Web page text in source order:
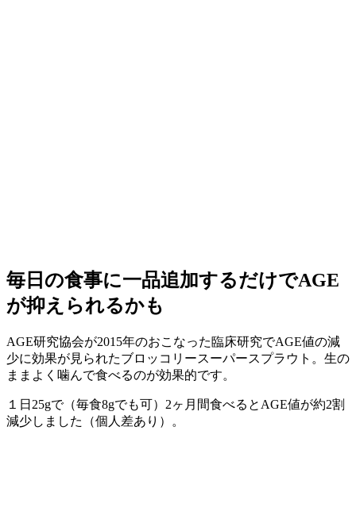
毎日の食事に一品追加するだけでAGE
が抑えられるかも
AGE研究協会が2015年のおこなった臨床研究でAGE値の減
少に効果が見られたブロッコリースーパースプラウト。生の
ままよく噛んで食べるのが効果的です。
１日25gで（毎食8gでも可）2ヶ月間食べるとAGE値が約2割
減少しました（個人差あり）。